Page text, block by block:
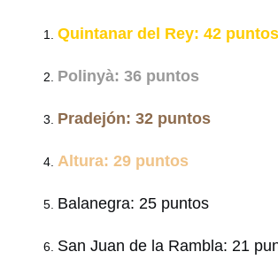
Quintanar del Rey: 42 puntos
Polinyà: 36 puntos
Pradejón: 32 puntos
Altura: 29 puntos
Balanegra: 25 puntos
San Juan de la Rambla: 21